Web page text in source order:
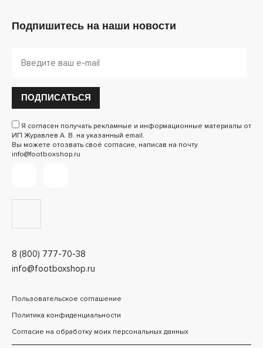
8 (800) 777-70-38
info@footboxshop.ru
Подпишитесь на наши новости
ПОДПИСАТЬСЯ
Я согласен получать рекламные и информационные материалы от
ИП Журавлев А. В. на указанный email.
Вы можете отозвать своё согласие, написав на почту
info@footboxshop.ru
Пользовательское соглашение
Политика конфиденциальности
Согласие на обработку моих персональных данных